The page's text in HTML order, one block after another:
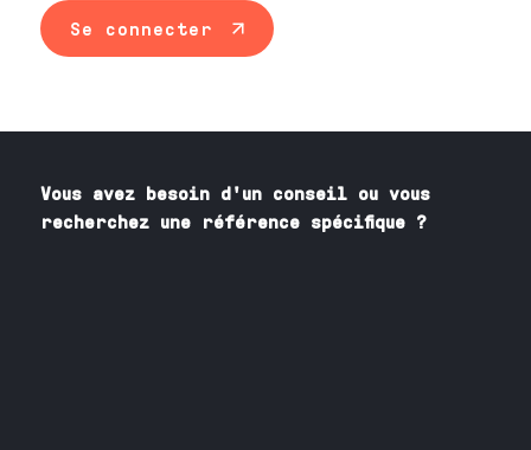
Se connecter
Vous avez besoin d'un conseil ou vous
recherchez une référence spécifique ?